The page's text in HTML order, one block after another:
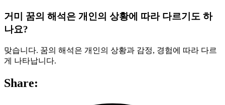
거미 꿈의 해석은 개인의 상황에 따라 다르기도 하
나요?
맞습니다. 꿈의 해석은 개인의 상황과 감정, 경험에 따라 다르
게 나타납니다.
Share: